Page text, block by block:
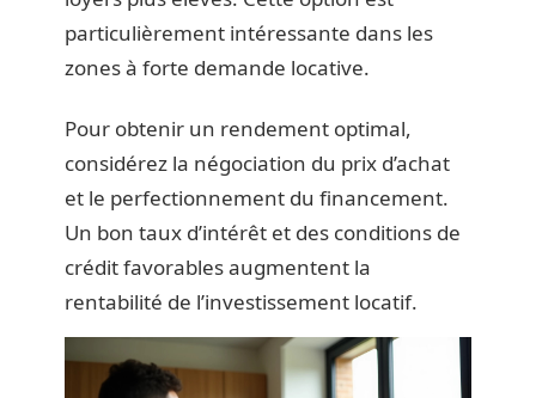
particulièrement intéressante dans les
zones à forte demande locative.
Pour obtenir un rendement optimal,
considérez la négociation du prix d’achat
et le perfectionnement du financement.
Un bon taux d’intérêt et des conditions de
crédit favorables augmentent la
rentabilité de l’investissement locatif.